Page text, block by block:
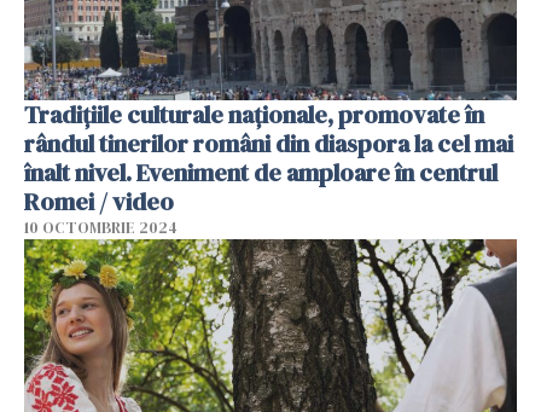
Tradițiile culturale naționale, promovate în
rândul tinerilor români din diaspora la cel mai
înalt nivel. Eveniment de amploare în centrul
Romei / video
10 OCTOMBRIE 2024